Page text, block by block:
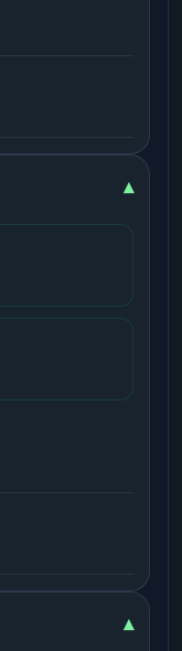
▾
▾